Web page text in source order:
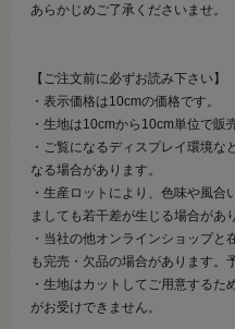
あらかじめご了承くださいませ。
【ご注文前に必ずお読み下さい】
・表示価格は10cmの価格です。
・生地は10cmから10cm単位で販
・ご覧になるディスプレイ環境
なる場合があります。
・生産ロットにより、色味や風合
ましても若干差が生じる場合があ
・当社の他オンラインショップ
も完売・欠品の場合があります。
・生地はカットしてご用意する
がお受けできません。